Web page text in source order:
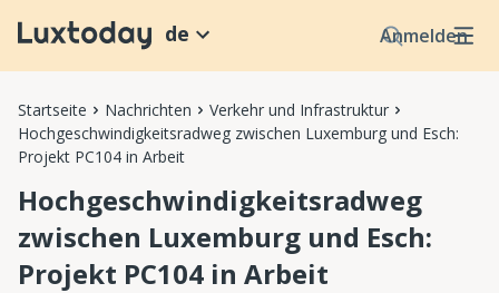
Anmelden
de
Startseite Nachrichten
Verkehr und Infrastruktur
Hochgeschwindigkeitsradweg zwischen Luxemburg und Esch:
Projekt PC104 in Arbeit
Hochgeschwindigkeitsradweg
zwischen Luxemburg und Esch:
Projekt PC104 in Arbeit